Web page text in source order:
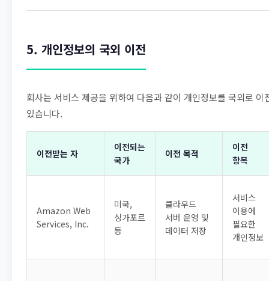
5. 개인정보의 국외 이전
회사는 서비스 제공을 위하여 다음과 같이 개인정보를 국외로 이
있습니다.
이전받는 자
이전되는
국가
이전 목적
이전
항목
Amazon Web
Services, Inc.
미국,
싱가포르
등
클라우드
서버 운영 및
데이터 저장
서비스
이용에
필요한
개인정보